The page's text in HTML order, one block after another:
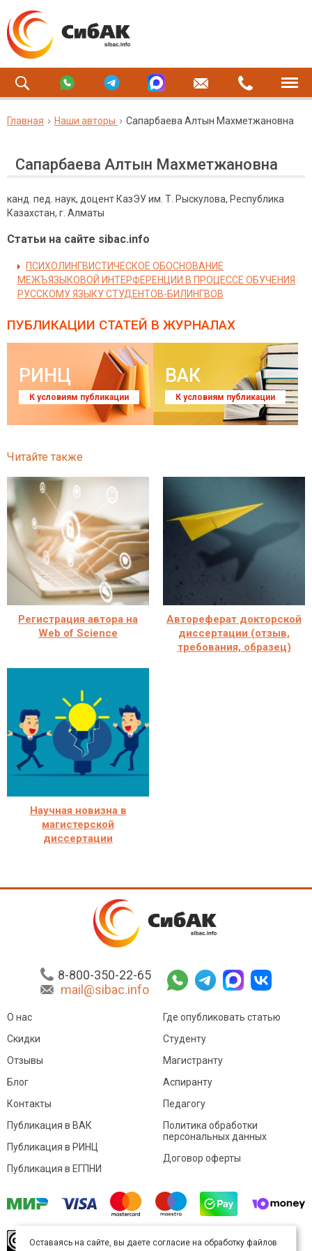
Главная Наши авторы Сапарбаева Алтын Махметжановна
Сапарбаева Алтын Махметжановна
канд. пед. наук, доцент КазЭУ им. Т. Рыскулова, Республика
Казахстан, г. Алматы
Статьи на сайте sibac.info
ПСИХОЛИНГВИСТИЧЕСКОЕ ОБОСНОВАНИЕ
МЕЖЪЯЗЫКОВОЙ ИНТЕРФЕРЕНЦИИ В ПРОЦЕССЕ ОБУЧЕНИЯ
РУССКОМУ ЯЗЫКУ СТУДЕНТОВ-БИЛИНГВОВ
ПУБЛИКАЦИИ СТАТЕЙ В ЖУРНАЛАХ
РИНЦ
К условиям публикации
ВАК
К условиям публикации
Читайте также
Регистрация автора на
Web of Science
Автореферат докторской
диссертации (отзыв,
требования, образец)
Научная новизна в
магистерской
диссертации
8-800-350-22-65
mail@sibac.info
О нас
Скидки
Отзывы
Блог
Контакты
Где опубликовать статью
Студенту
Магистранту
Аспиранту
Педагогу
Публикация в ВАК
Публикация в РИНЦ
Публикация в ЕГПНИ
Политика обработки
персональных данных
Договор оферты
произведение доступно полицензии Creative
Оставаясь на сайте, вы даете согласие на обработку файлов